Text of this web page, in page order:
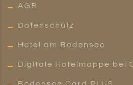
AGB
Datenschutz
Hotel am Bodensee
Digitale Hotelmappe bei